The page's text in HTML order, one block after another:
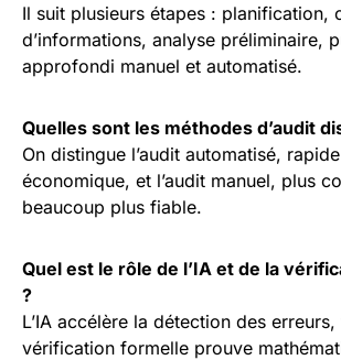
Il suit plusieurs étapes : planification,
d’informations, analyse préliminaire,
approfondi manuel et automatisé.
Quelles sont les méthodes d’audit
On distingue l’audit automatisé,
économique, et l’audit manuel, plus
beaucoup plus fiable.
Quel est le rôle de l’IA et de la
?
L’IA accélère la détection des
vérification formelle prouve